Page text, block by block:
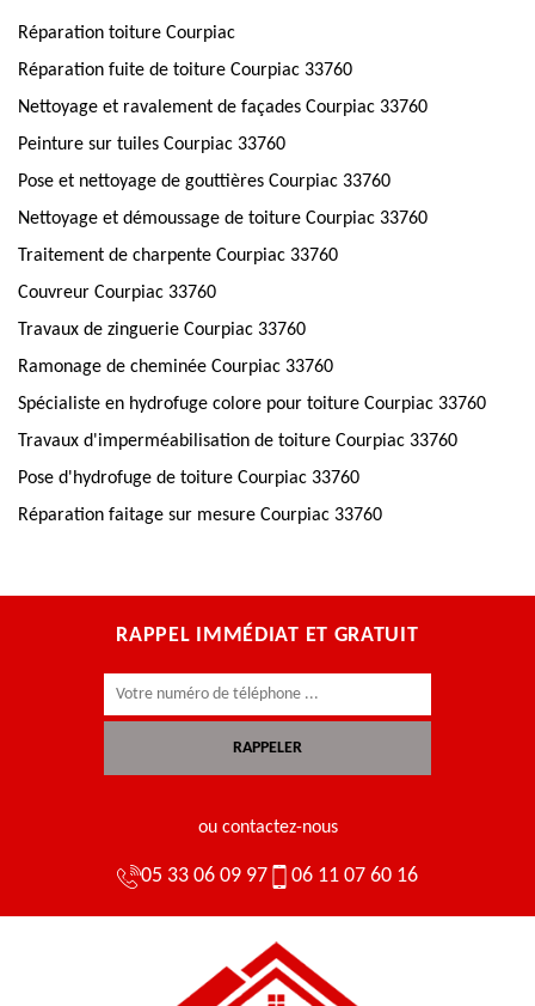
Réparation toiture Courpiac
Réparation fuite de toiture Courpiac 33760
Nettoyage et ravalement de façades Courpiac 33760
Peinture sur tuiles Courpiac 33760
Pose et nettoyage de gouttières Courpiac 33760
Nettoyage et démoussage de toiture Courpiac 33760
Traitement de charpente Courpiac 33760
Couvreur Courpiac 33760
Travaux de zinguerie Courpiac 33760
Ramonage de cheminée Courpiac 33760
Spécialiste en hydrofuge colore pour toiture Courpiac 33760
Travaux d'imperméabilisation de toiture Courpiac 33760
Pose d'hydrofuge de toiture Courpiac 33760
Réparation faitage sur mesure Courpiac 33760
RAPPEL IMMÉDIAT ET GRATUIT
ou contactez-nous
05 33 06 09 97 06 11 07 60 16